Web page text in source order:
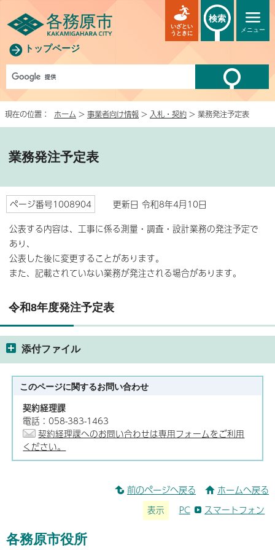
トップページ
メニュー
いざとい
うときに
検索
現在の位置： ホーム > 事業者向け情報 > 入札・契約 > 業務発注予定表
業務発注予定表
ページ番号1008904
更新日 令和8年4月10日
公表する内容は、工事に係る測量・調査・設計業務の発注予定で
あり、
公表した後に変更することがあります。
また、記載されていない業務が発注される場合があります。
令和8年度発注予定表
添付ファイル
このページに関するお問い合わせ
契約経理課
電話：058-383-1463
契約経理課へのお問い合わせは専用フォームをご利用
ください。
前のページへ戻る ホームへ戻る
表示 PC スマートフォン
各務原市役所